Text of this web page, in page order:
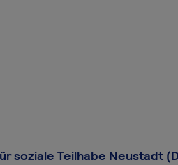
soziale Teilhabe Neustadt